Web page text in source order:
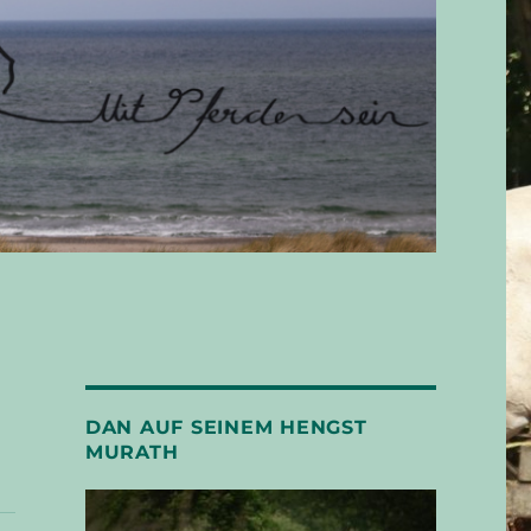
DAN AUF SEINEM HENGST
MURATH